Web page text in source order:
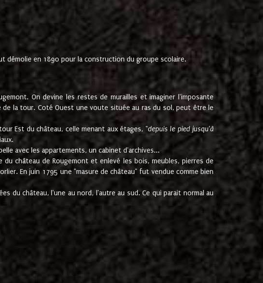
démolie en 1890 pour la construction du groupe scolaire.
On devine les restes de murailles et imaginer l'imposante
la tour. Coté Ouest une voute située au ras du sol, peut être le
Est du château, celle menant aux étages, "depuis le pied jusqu'à
avec les appartements, un cabinet d'archives...
château de Rougemont et enlevé les bois, meubles, pierres de
En juin 1795 une "masure de château" fut vendue comme bien
du château, l'une au nord, l'autre au sud. Ce qui parait normal au